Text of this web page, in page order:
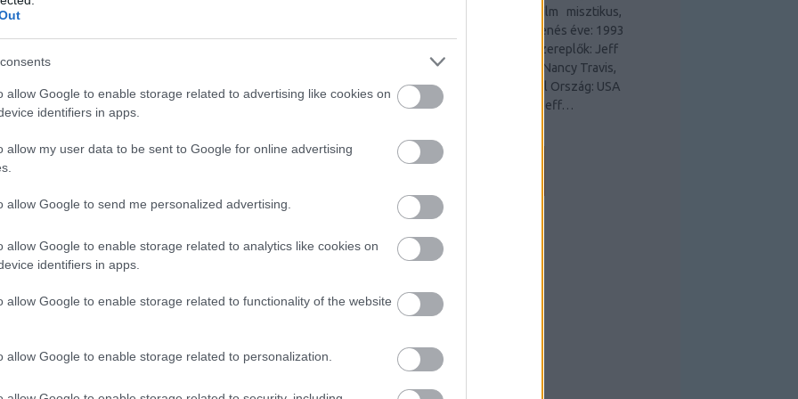
allow Google to enable storage related to advertising like cookies on
identifiers in apps.
allow my user data to be sent to Google for online advertising
allow Google to send me personalized advertising.
allow Google to enable storage related to analytics like cookies on
identifiers in apps.
allow Google to enable storage related to functionality of the website
allow Google to enable storage related to personalization.
1)
)
elsajátítását, az érzelmi intelligencia
önfejlesztés célja,hogy az egyén felfedezze
és kiaknázza saját potenciálját, javítsa
környezetét. De vajon miért is olyan fontos ez
számunkra?
1. Önismeret: Az önfejlesztés elsődleges
tehetünk szert. Megismerve saját
döntéseket hozni életünk minden területén.
Szinkronizált teljes online film misztikus,
romantikus, thriller Megjelenés éve: 1993
Rendező: George Sluizer Szereplők: Jeff
Bridges, Kiefer Sutherland, Nancy Travis,
Sandra Bullock, Park Overall Ország: USA
Hossz: 109 perc Diane és Jeff…
FEEDEK
RSS 2.0
Atom
bejegyzések